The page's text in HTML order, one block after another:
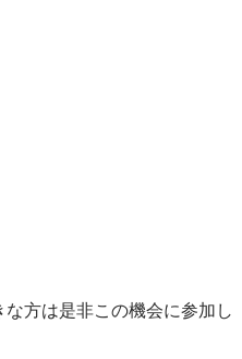
方は是非この機会に参加し